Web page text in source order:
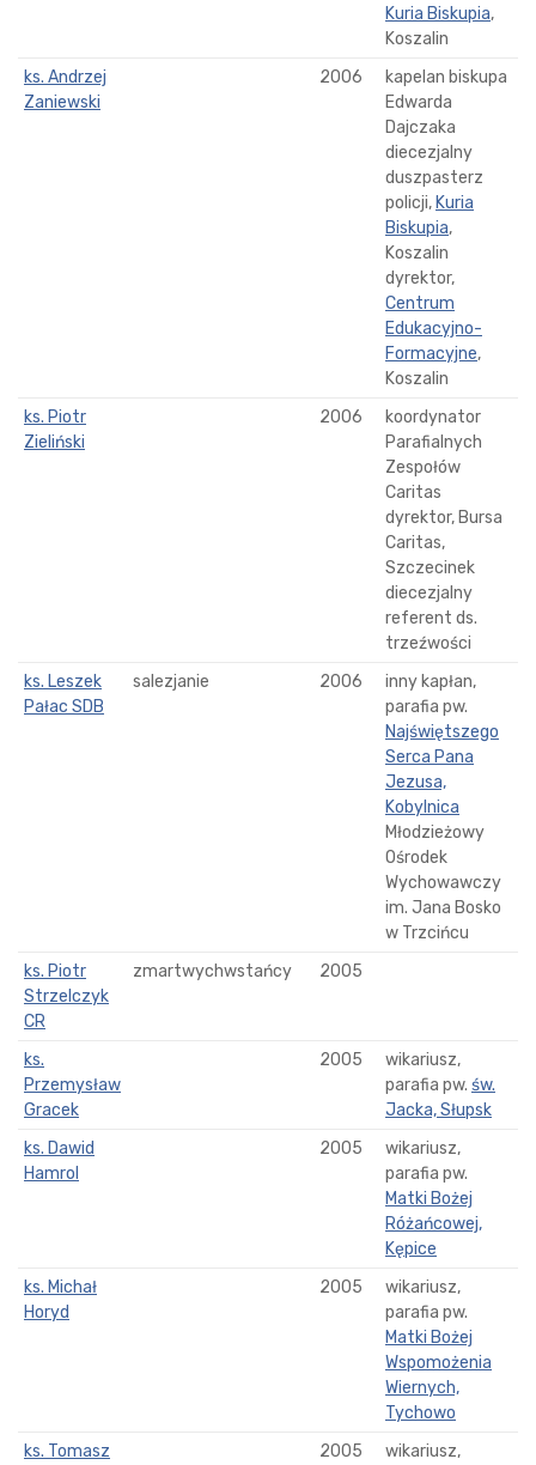
Kuria Biskupia,
Koszalin
ks. Andrzej
Zaniewski
2006
kapelan biskupa
Edwarda
Dajczaka
diecezjalny
duszpasterz
policji, Kuria
Biskupia,
Koszalin
dyrektor,
Centrum
Edukacyjno-
Formacyjne,
Koszalin
ks. Piotr
Zieliński
2006
koordynator
Parafialnych
Zespołów
Caritas
dyrektor, Bursa
Caritas,
Szczecinek
diecezjalny
referent ds.
trzeźwości
ks. Leszek
Pałac SDB
salezjanie 2006
inny kapłan,
parafia pw.
Najświętszego
Serca Pana
Jezusa,
Kobylnica
Młodzieżowy
Ośrodek
Wychowawczy
im. Jana Bosko
w Trzcińcu
ks. Piotr
Strzelczyk
CR
zmartwychwstańcy 2005
ks.
Przemysław
Gracek
2005
wikariusz,
parafia pw. św.
Jacka, Słupsk
ks. Dawid
Hamrol
2005
wikariusz,
parafia pw.
Matki Bożej
Różańcowej,
Kępice
ks. Michał
Horyd
2005
wikariusz,
parafia pw.
Matki Bożej
Wspomożenia
Wiernych,
Tychowo
ks. Tomasz
2005
wikariusz,